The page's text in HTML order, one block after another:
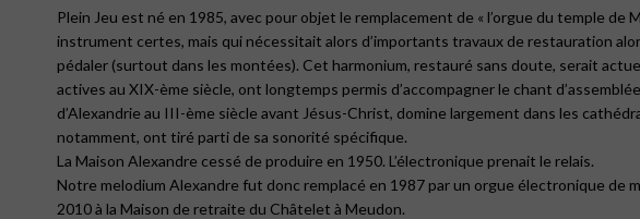
Plein Jeu est né en 1985, avec pour objet le remplacement de « l’orgue du temple de
instrument certes, mais qui nécessitait alors d’importants travaux de restauration
pédaler (surtout dans les montées). Cet harmonium, restauré sans doute, serait
actives au XIX-ème siècle, ont longtemps permis d’accompagner le chant
d’Alexandrie au III-ème siècle avant Jésus-Christ, domine largement dans les
notamment, ont tiré parti de sa sonorité spécifique.
La Maison Alexandre cessé de produire en 1950. L’électronique prenait le relais.
Notre melodium Alexandre fut donc remplacé en 1987 par un orgue électronique de
2010 à la Maison de retraite du Châtelet à Meudon.